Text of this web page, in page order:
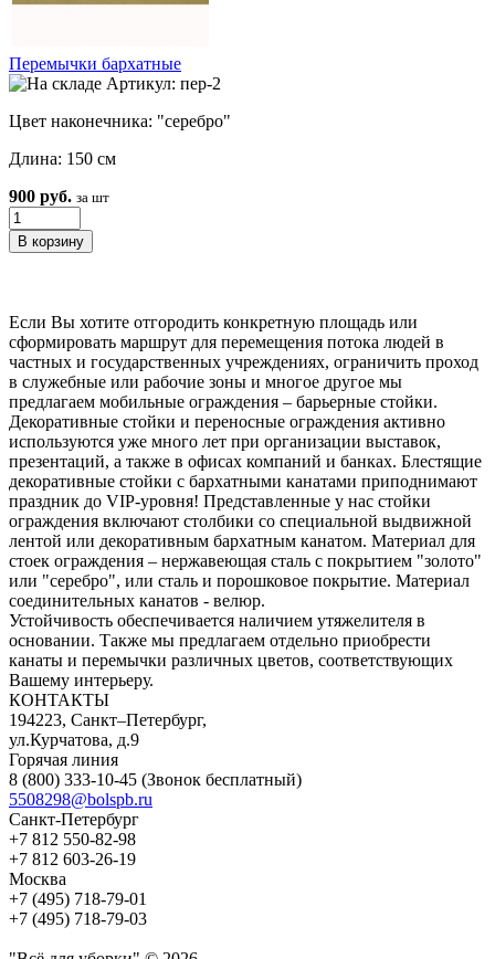
Перемычки бархатные
Артикул: пер-2
Цвет наконечника: "серебро"
Длина: 150 см
900 руб. за шт
Если Вы хотите отгородить конкретную площадь или
сформировать маршрут для перемещения потока людей в
частных и государственных учреждениях, ограничить проход
в служебные или рабочие зоны и многое другое мы
предлагаем мобильные ограждения – барьерные стойки.
Декоративные стойки и переносные ограждения активно
используются уже много лет при организации выставок,
презентаций, а также в офисах компаний и банках. Блестящие
декоративные стойки с бархатными канатами приподнимают
праздник до VIP-уровня! Представленные у нас стойки
ограждения включают столбики со специальной выдвижной
лентой или декоративным бархатным канатом. Материал для
стоек ограждения – нержавеющая сталь с покрытием "золото"
или "серебро", или сталь и порошковое покрытие. Материал
соединительных канатов - велюр.
Устойчивость обеспечивается наличием утяжелителя в
основании. Также мы предлагаем отдельно приобрести
канаты и перемычки различных цветов, соответствующих
Вашему интерьеру.
КОНТАКТЫ
194223, Санкт–Петербург,
ул.Курчатова, д.9
Горячая линия
8 (800) 333-10-45 (Звонок бесплатный)
5508298@bolspb.ru
Санкт-Петербург
+7 812 550-82-98
+7 812 603-26-19
Москва
+7 (495) 718-79-01
+7 (495) 718-79-03